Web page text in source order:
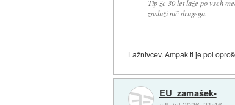
Tip že 30 let laže po vseh
zasluži nič drugega.
Lažnivcev. Ampak ti je pol
EU_zamašek-